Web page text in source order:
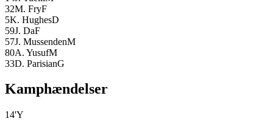
32M. FryF
5K. HughesD
59J. DaF
57J. MussendenM
80A. YusufM
33D. ParisianG
Kamphændelser
14'Y